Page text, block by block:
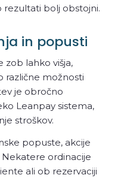
rezultati bolj obstojni.
in popusti
zob lahko višja,
različne možnosti
je obročno
Leanpay sistema,
stroškov.
popuste, akcije
ordinacije
ali ob rezervaciji